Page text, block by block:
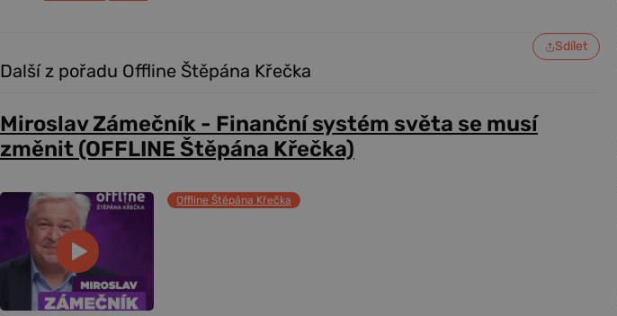
Sdílet
Další z pořadu Offline Štěpána Křečka
Miroslav Zámečník - Finanční systém světa se musí
změnit (OFFLINE Štěpána Křečka)
Offline Štěpána Křečka